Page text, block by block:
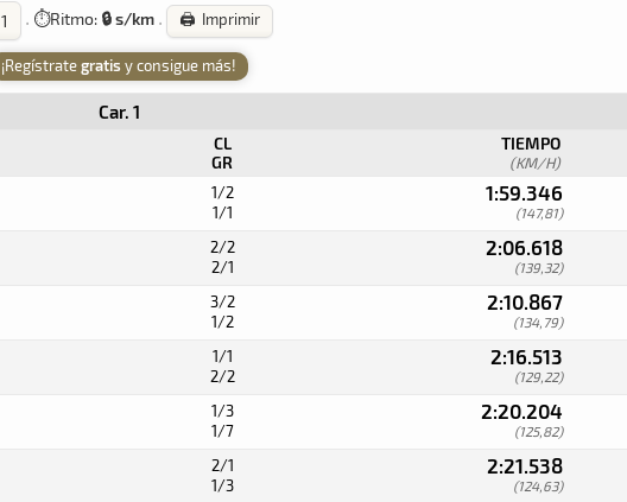
1 · ⏱️Ritmo: 🔒 s/km · 🖨️ Imprimir
¡Regístrategratis y consigue más!
Car. 1
CL
GR
TIEMPO
(KM/H)
1/2
1/1
1:59.346
(147,81)
2/2
2/1
2:06.618
(139,32)
3/2
1/2
2:10.867
(134,79)
1/1
2/2
2:16.513
(129,22)
1/3
1/7
2:20.204
(125,82)
2/1
1/3
2:21.538
(124,63)